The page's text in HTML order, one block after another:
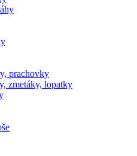
prachovky
zmetáky, lopatky